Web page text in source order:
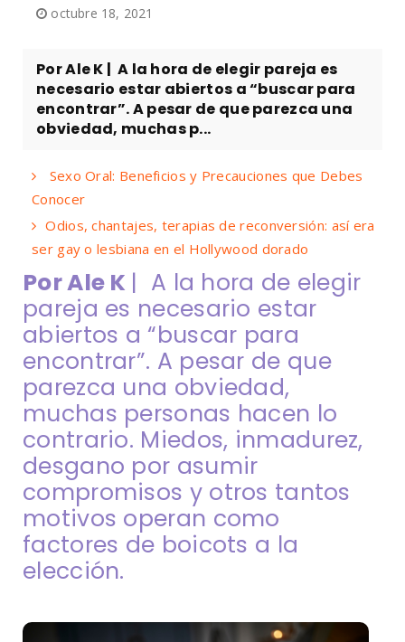
octubre 18, 2021
Por Ale K | A la hora de elegir pareja es
necesario estar abiertos a “buscar para
encontrar”. A pesar de que parezca una
obviedad, muchas p...
Sexo Oral: Beneficios y Precauciones que Debes
Conocer
Odios, chantajes, terapias de reconversión: así era
ser gay o lesbiana en el Hollywood dorado
Por Ale K | A la hora de elegir
pareja es necesario estar
abiertos a “buscar para
encontrar”. A pesar de que
parezca una obviedad,
muchas personas hacen lo
contrario. Miedos, inmadurez,
desgano por asumir
compromisos y otros tantos
motivos operan como
factores de boicots a la
elección.